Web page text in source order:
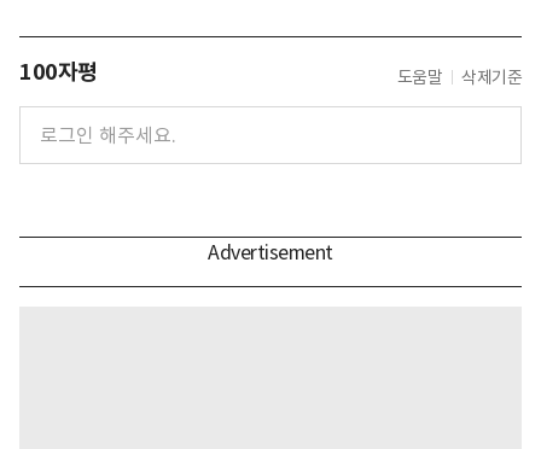
100자평 도움말 삭제기준